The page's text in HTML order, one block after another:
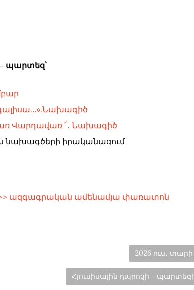
– պարտեզ՝
Վարդավառ ՜․ Նախագիծ
նախագծերի իրականացում
ազգագրական ամենամյա փառատոն
Categories:
2026 ուս․ տարի
Հյուսիսային դպրոցի -